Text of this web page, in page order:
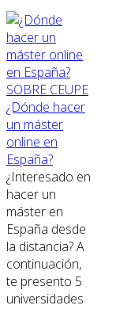
SOBRE CEUPE
¿Dónde hacer
un máster
online en
España?
¿Interesado en
hacer un
máster en
España desde
la distancia? A
continuación,
te presento 5
universidades